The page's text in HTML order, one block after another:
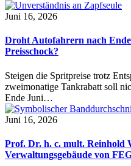
Juni 16, 2026
Droht Autofahrern nach
Preisschock?
Steigen die Spritpreise trotz
zweimonatige Tankrabatt soll
Ende Juni…
Juni 16, 2026
Prof. Dr. h. c. mult. Reinhold
Verwaltungsgebäude von